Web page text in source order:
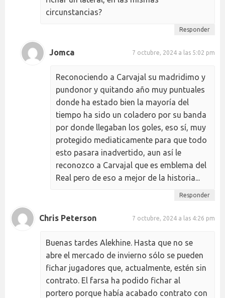
circunstancias?
Responder
Jomca 7 octubre, 2024 a las 5:02 pm
Reconociendo a Carvajal su madridimo y
pundonor y quitando año muy puntuales
donde ha estado bien la mayoría del
tiempo ha sido un coladero por su banda
por donde llegaban los goles, eso sí, muy
protegido mediaticamente para que todo
esto pasara inadvertido, aun así le
reconozco a Carvajal que es emblema del
Real pero de eso a mejor de la historia...
Responder
Chris Peterson 7 octubre, 2024 a las 4:26 pm
Buenas tardes Alekhine. Hasta que no se
abre el mercado de invierno sólo se pueden
fichar jugadores que, actualmente, estén sin
contrato. El farsa ha podido fichar al
portero porque había acabado contrato con